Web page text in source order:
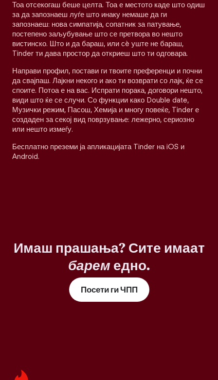
Тоа отсекогаш беше целта. Тоа е местото каде што одиш
за да запознаеш луѓе што инаку немаше да ги
запознаеш: нова симпатија, сопатник за патување,
постепено заљубување што се претвора во нешто
вистинско. Што и да бараш, или сè уште не бараш,
Tinder ти дава простор да откриеш што ти одговара.
Направи профил, постави ги твоите преференци и почни
да свајпаш. Лајкни некого и ако ти возврати со лајк, ќе се
споите. Потоа е на вас. Испрати порака, договори нешто,
види што ќе се случи. Со функции како Double date,
Музички режим, Пасош, Хемија и многу повеќе, Tinder е
создаден за секој вид поврзување: лежерно, сериозно
или нешто измеѓу.
Бесплатно преземи ја апликацијата Tinder на iOS и
Android.
Имаш прашања? Сите имаат
барем едно.
Посети ги ЧПП